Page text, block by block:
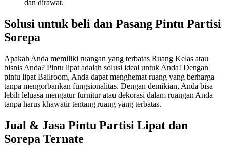
dan dirawat.
Solusi untuk beli dan Pasang Pintu Partisi
Sorepa
Apakah Anda memiliki ruangan yang terbatas Ruang Kelas atau
bisnis Anda? Pintu lipat adalah solusi ideal untuk Anda! Dengan
pintu lipat Ballroom, Anda dapat menghemat ruang yang berharga
tanpa mengorbankan fungsionalitas. Dengan demikian, Anda bisa
lebih leluasa mengatur furnitur atau dekorasi dalam ruangan Anda
tanpa harus khawatir tentang ruang yang terbatas.
Jual & Jasa Pintu Partisi Lipat dan
Sorepa Ternate